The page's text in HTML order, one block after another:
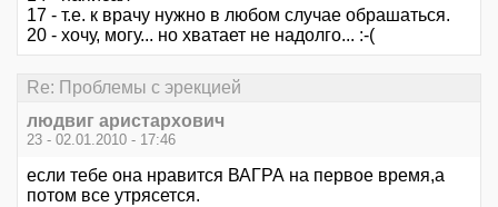
17 - т.е. к врачу нужно в любом случае обрашаться.
20 - хочу, могу... но хватает не надолго... :-(
Re: Проблемы с эрекцией
людвиг аристархович
23 - 02.01.2010 - 17:46
если тебе она нравится ВАГРА на первое время,а
потом все утрясется.